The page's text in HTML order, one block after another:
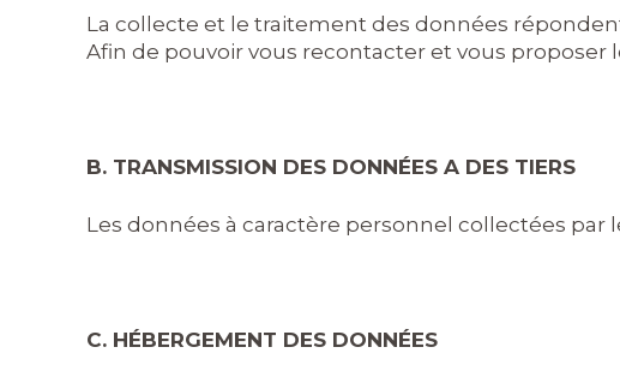
La collecte et le traitement des données
Afin de pouvoir vous recontacter et vous proposer
B. TRANSMISSION DES DONNÉES A DES TIERS
Les données à caractère personnel collectées par
C. HÉBERGEMENT DES DONNÉES